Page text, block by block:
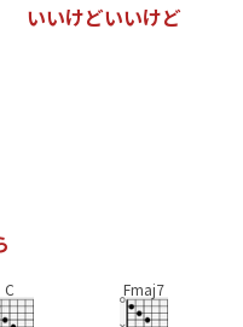
いいけどいいけど
C Fmaj7